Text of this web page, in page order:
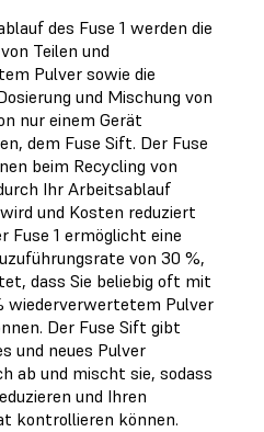
des Fuse 1 werden die
Teilen und
Pulver sowie die
und Mischung von
nur einem Gerät
dem Fuse Sift. Der Fuse
beim Recycling von
Ihr Arbeitsablauf
und Kosten reduziert
Fuse 1 ermöglicht eine
von 30 %,
dass Sie beliebig oft mit
wiederverwertetem Pulver
Der Fuse Sift gibt
und neues Pulver
ab und mischt sie, sodass
und Ihren
kontrollieren können.